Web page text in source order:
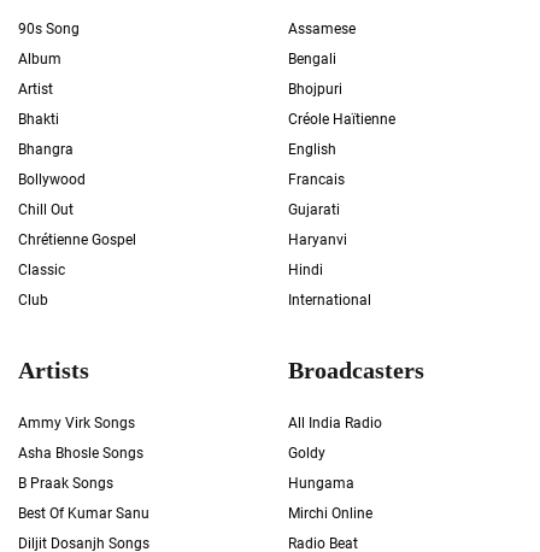
90s Song
Album
Artist
Bhakti
Bhangra
Bollywood
Chill Out
Chrétienne Gospel
Classic
Club
Assamese
Bengali
Bhojpuri
Créole Haïtienne
English
Francais
Gujarati
Haryanvi
Hindi
International
Artists
Ammy Virk Songs
Asha Bhosle Songs
B Praak Songs
Best Of Kumar Sanu
Diljit Dosanjh Songs
Broadcasters
All India Radio
Goldy
Hungama
Mirchi Online
Radio Beat